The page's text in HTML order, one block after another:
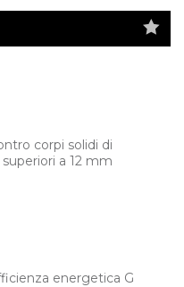
corpi solidi di
a 12 mm
energetica G